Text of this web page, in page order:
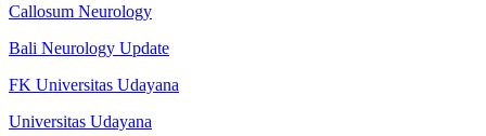
Callosum Neurology
Bali Neurology Update
FK Universitas Udayana
Universitas Udayana